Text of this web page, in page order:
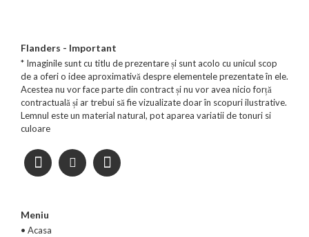
Flanders - Important
* Imaginile sunt cu titlu de prezentare și sunt acolo cu unicul scop
de a oferi o idee aproximativă despre elementele prezentate în ele.
Acestea nu vor face parte din contract și nu vor avea nicio forță
contractuală și ar trebui să fie vizualizate doar în scopuri ilustrative.
Lemnul este un material natural, pot aparea variatii de tonuri si
culoare
Meniu
• Acasa